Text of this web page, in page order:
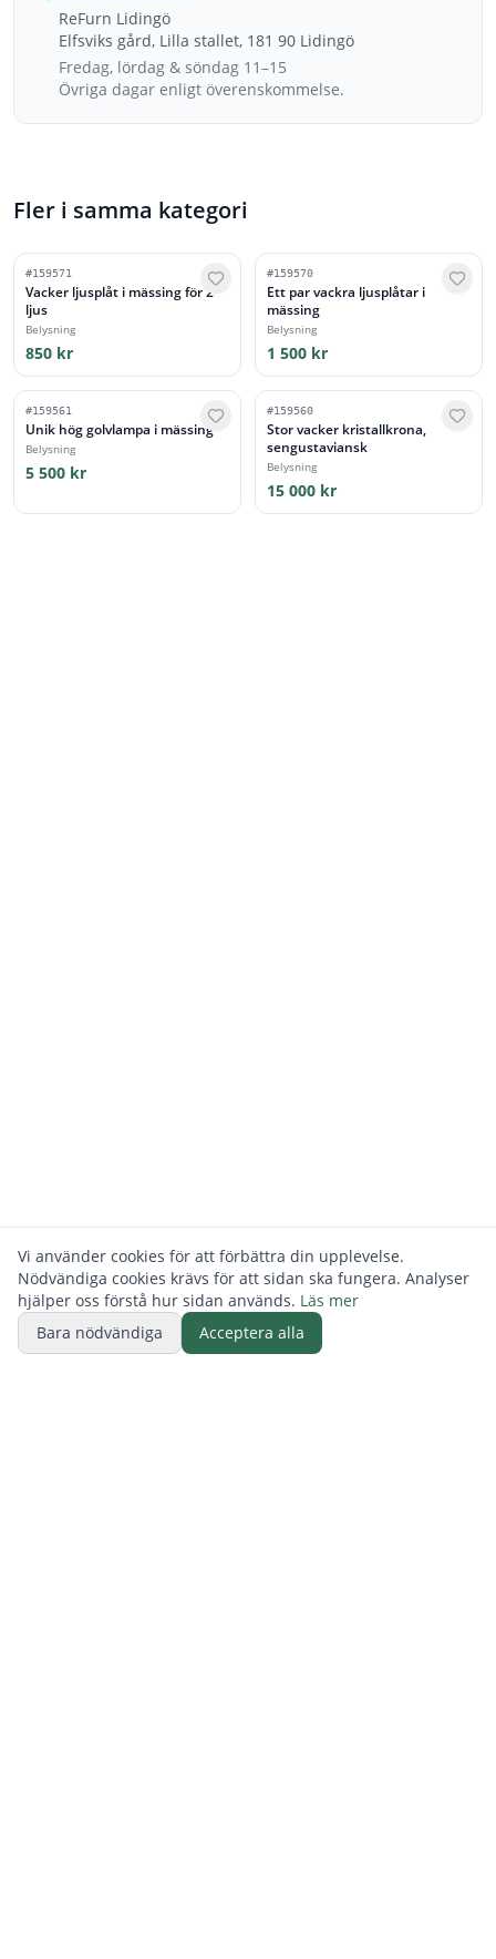
ReFurn Lidingö
Elfsviks gård, Lilla stallet, 181 90 Lidingö
Fredag, lördag & söndag 11–15
Övriga dagar enligt överenskommelse.
Fler i samma kategori
#159571
Vacker ljusplåt i mässing för 2
ljus
Belysning
850 kr
#159570
Ett par vackra ljusplåtar i
mässing
Belysning
1 500 kr
#159561
Unik hög golvlampa i mässing
Belysning
5 500 kr
#159560
Stor vacker kristallkrona,
sengustaviansk
Belysning
15 000 kr
Vi använder cookies för att förbättra din upplevelse.
Nödvändiga cookies krävs för att sidan ska fungera. Analyser
hjälper oss förstå hur sidan används. Läs mer
Bara nödvändiga
Acceptera alla